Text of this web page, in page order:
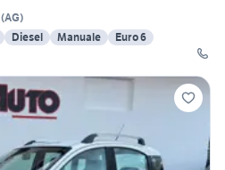
(AG)
Diesel Manuale
Euro 6